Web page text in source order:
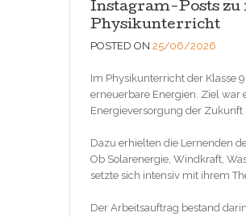
Instagram-Posts zu
Physikunterricht
POSTED ON 25/06/2026
Im Physikunterricht der Klasse
erneuerbare Energien. Ziel war
Energieversorgung der Zukunft
Dazu erhielten die Lernenden
Ob Solarenergie, Windkraft,
setzte sich intensiv mit ihrem
Der Arbeitsauftrag bestand